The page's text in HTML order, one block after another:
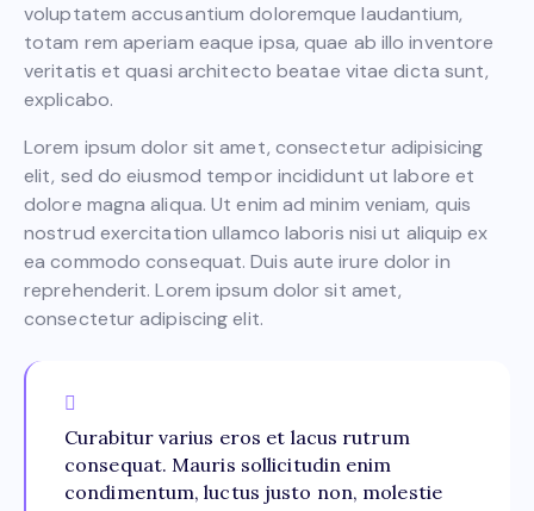
voluptatem accusantium doloremque laudantium,
totam rem aperiam eaque ipsa, quae ab illo inventore
veritatis et quasi architecto beatae vitae dicta sunt,
explicabo.
Lorem ipsum dolor sit amet, consectetur adipisicing
elit, sed do eiusmod tempor incididunt ut labore et
dolore magna aliqua. Ut enim ad minim veniam, quis
nostrud exercitation ullamco laboris nisi ut aliquip ex
ea commodo consequat. Duis aute irure dolor in
reprehenderit. Lorem ipsum dolor sit amet,
consectetur adipiscing elit.
Curabitur varius eros et lacus rutrum
consequat. Mauris sollicitudin enim
condimentum, luctus justo non, molestie